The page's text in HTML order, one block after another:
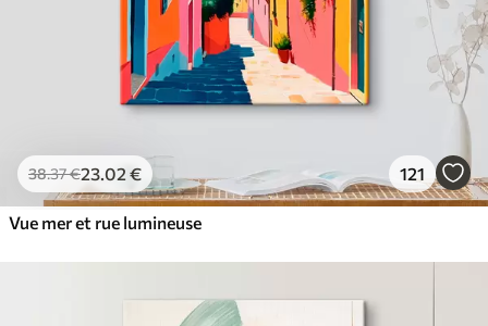
38.37€23.02 € 121
Vue mer et rue lumineuse